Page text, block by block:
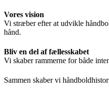
Vores vision
Vi stræber efter at udvikle
hånd.
Bliv en del af fællesskabet
Vi skaber rammerne for både
Sammen skaber vi